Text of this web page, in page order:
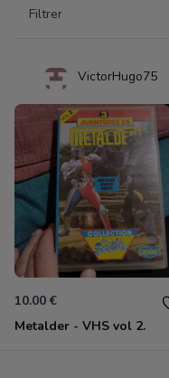
Filtrer
VictorHugo75
10.00 €
Metalder - VHS vol 2.